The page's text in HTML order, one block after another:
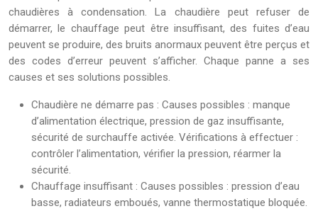
chaudières à condensation. La chaudière peut refuser de
démarrer, le chauffage peut être insuffisant, des fuites d’eau
peuvent se produire, des bruits anormaux peuvent être perçus et
des codes d’erreur peuvent s’afficher. Chaque panne a ses
causes et ses solutions possibles.
Chaudière ne démarre pas : Causes possibles : manque
d’alimentation électrique, pression de gaz insuffisante,
sécurité de surchauffe activée. Vérifications à effectuer :
contrôler l’alimentation, vérifier la pression, réarmer la
sécurité.
Chauffage insuffisant : Causes possibles : pression d’eau
basse, radiateurs emboués, vanne thermostatique bloquée.